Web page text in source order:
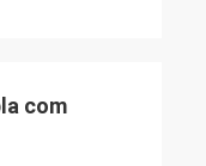
com